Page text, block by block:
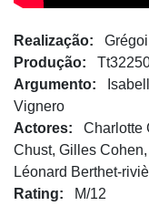
Realização:
Produção:
Argumento:
Vignero
Actores:
Charlotte
Chust, Gilles
Léonard Berthet-
Rating:
M/12